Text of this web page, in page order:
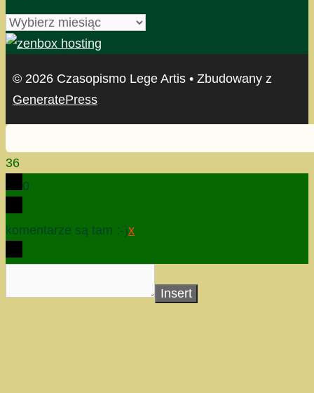
archiwum
© 2026 Czasopismo Lege Artis • Zbudowany z
GeneratePress
36
0
komentarze są tam :-)x
Insert